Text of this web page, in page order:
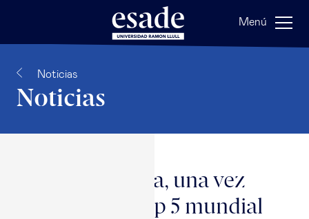
Menú
Noticias
Noticias
Esade se sitúa, una vez
más, en el Top 5 mundial